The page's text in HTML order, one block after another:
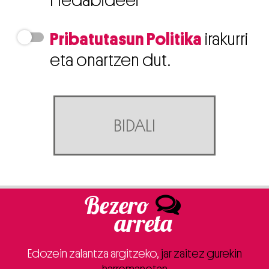
Pribatutasun Politika irakurri
eta onartzen dut.
BIDALI
Bezero
arreta
Edozein zalantza argitzeko, jar zaitez gurekin